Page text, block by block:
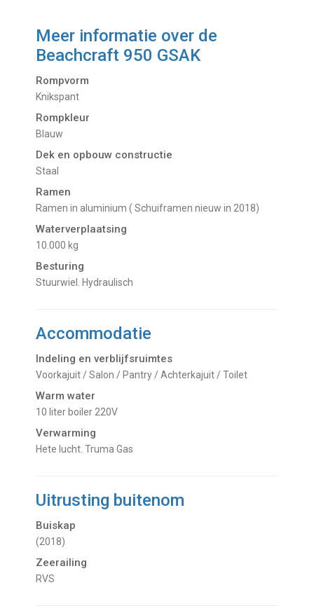
Meer informatie over de
Beachcraft 950 GSAK
Rompvorm
Knikspant
Rompkleur
Blauw
Dek en opbouw constructie
Staal
Ramen
Ramen in aluminium ( Schuiframen nieuw in 2018)
Waterverplaatsing
10.000 kg
Besturing
Stuurwiel. Hydraulisch
Accommodatie
Indeling en verblijfsruimtes
Voorkajuit / Salon / Pantry / Achterkajuit / Toilet
Warm water
10 liter boiler 220V
Verwarming
hete lucht. Truma Gas
Uitrusting buitenom
Buiskap
(2018)
Zeerailing
RVS